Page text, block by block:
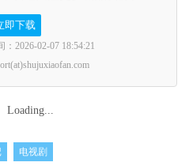
即下载
2026-02-07 18:54:21
Loading...
电视剧